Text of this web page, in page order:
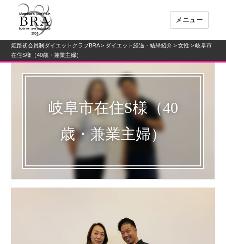
姫路初会員制ダイエットクラブBRA
メニュー
姫路初会員制ダイエットクラブBRA> ダイエット経過・結果紹介 >女性 > 岐阜市
在住S様（40歳・兼業主婦）
岐阜市在住S様（40
歳・兼業主婦）